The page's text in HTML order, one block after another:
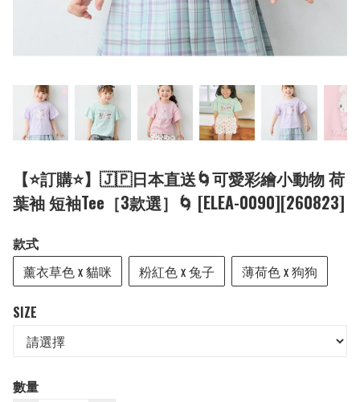
【⭐訂購⭐】🇯🇵日本直送🌀可愛彩繪小動物 荷
葉袖 短袖Tee［3款選］🌀 [ELEA-0090][260823]
款式
薰衣草色 x 貓咪
粉紅色 x 兔子 薄荷色 x 狗狗
SIZE
數量